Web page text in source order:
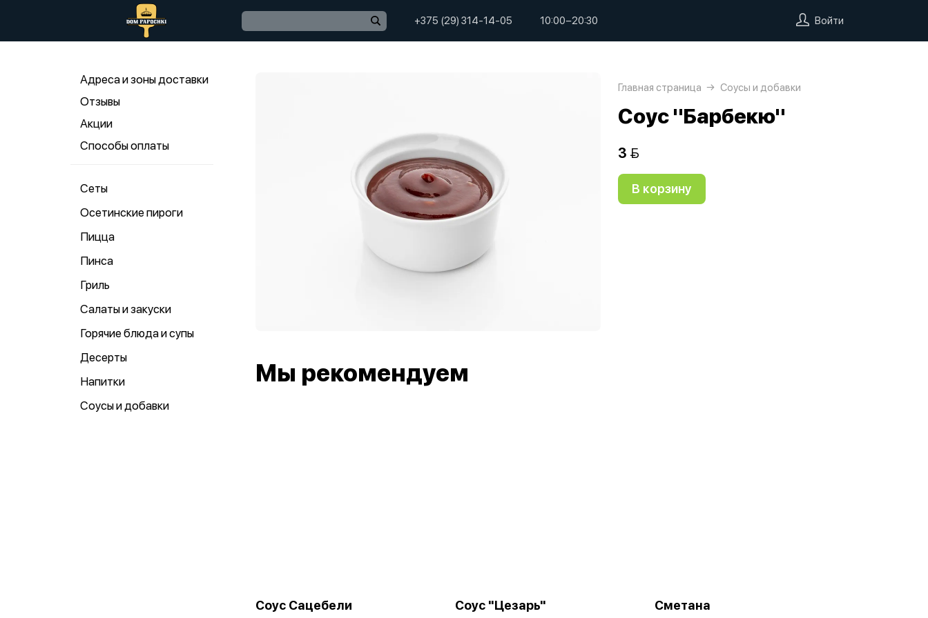
+375 (29) 314-14-05 10:00−20:30 Войти
Адреса и зоны доставки
Отзывы
Акции
Способы оплаты
Сеты
Осетинские пироги
Пицца
Пинса
Гриль
Салаты и закуски
Горячие блюда и супы
Десерты
Напитки
Соусы и добавки
Главная страница Соусы и добавки
Соус "Барбекю"
3 
В корзину
Мы рекомендуем
Соус Сацебели Соус "Цезарь" Сметана